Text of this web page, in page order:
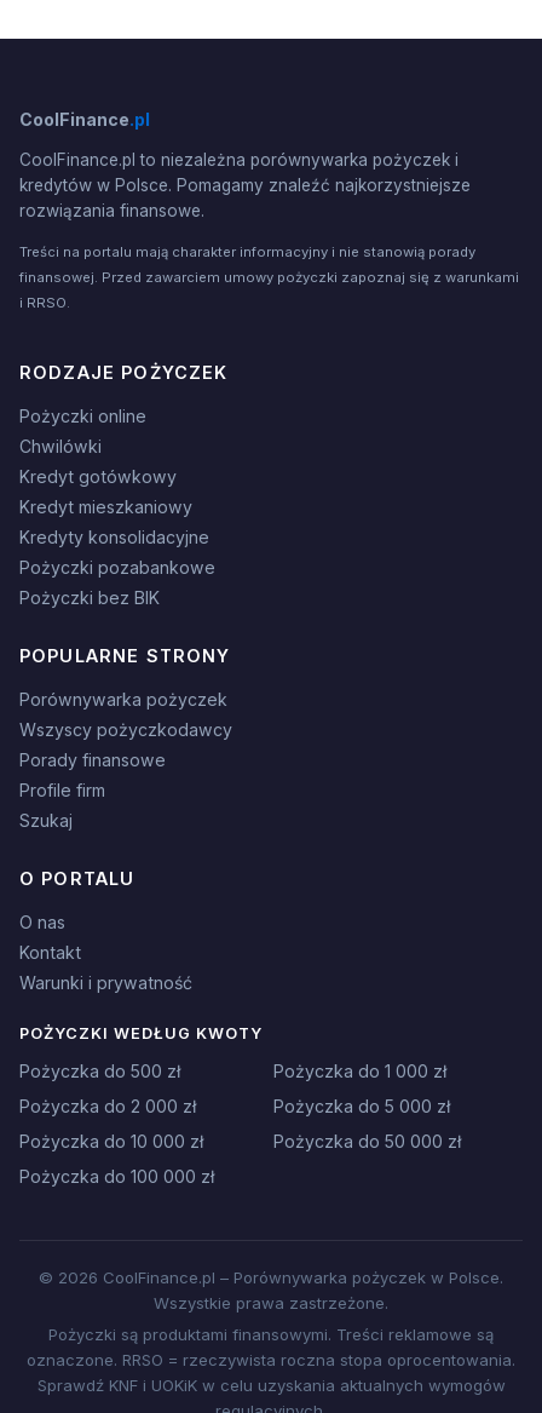
CoolFinance.pl
CoolFinance.pl to niezależna porównywarka pożyczek i
kredytów w Polsce. Pomagamy znaleźć najkorzystniejsze
rozwiązania finansowe.
Treści na portalu mają charakter informacyjny i nie stanowią porady
finansowej. Przed zawarciem umowy pożyczki zapoznaj się z warunkami
i RRSO.
RODZAJE POŻYCZEK
Pożyczki online
Chwilówki
Kredyt gotówkowy
Kredyt mieszkaniowy
Kredyty konsolidacyjne
Pożyczki pozabankowe
Pożyczki bez BIK
POPULARNE STRONY
Porównywarka pożyczek
Wszyscy pożyczkodawcy
Porady finansowe
Profile firm
Szukaj
O PORTALU
O nas
Kontakt
Warunki i prywatność
POŻYCZKI WEDŁUG KWOTY
Pożyczka do 500 zł
Pożyczka do 1 000 zł
Pożyczka do 2 000 zł
Pożyczka do 5 000 zł
Pożyczka do 10 000 zł
Pożyczka do 50 000 zł
Pożyczka do 100 000 zł
© 2026 CoolFinance.pl – Porównywarka pożyczek w Polsce.
Wszystkie prawa zastrzeżone.
Pożyczki są produktami finansowymi. Treści reklamowe są
oznaczone. RRSO = rzeczywista roczna stopa oprocentowania.
Sprawdź KNF i UOKiK w celu uzyskania aktualnych wymogów